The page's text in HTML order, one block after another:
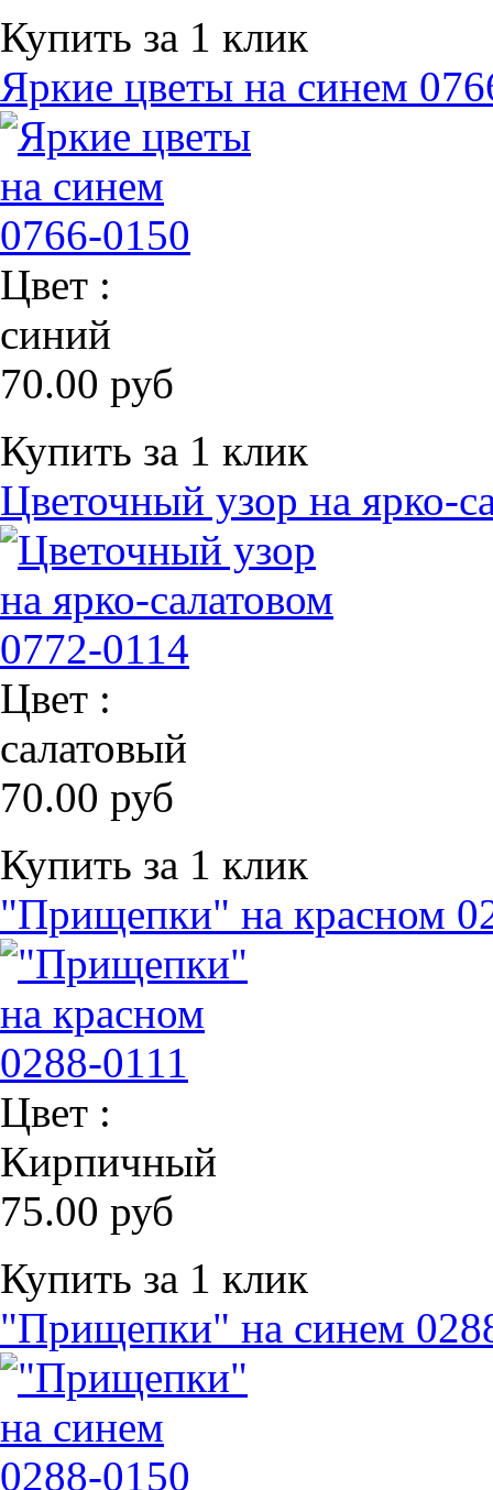
Купить за 1 клик
Яркие цветы на синем
Цвет :
синий
70.00 руб
Купить за 1 клик
Цветочный узор на ярко-
Цвет :
салатовый
70.00 руб
Купить за 1 клик
"Прищепки" на красном
Цвет :
Кирпичный
75.00 руб
Купить за 1 клик
"Прищепки" на синем